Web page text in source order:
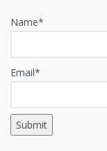
Name*
Email*